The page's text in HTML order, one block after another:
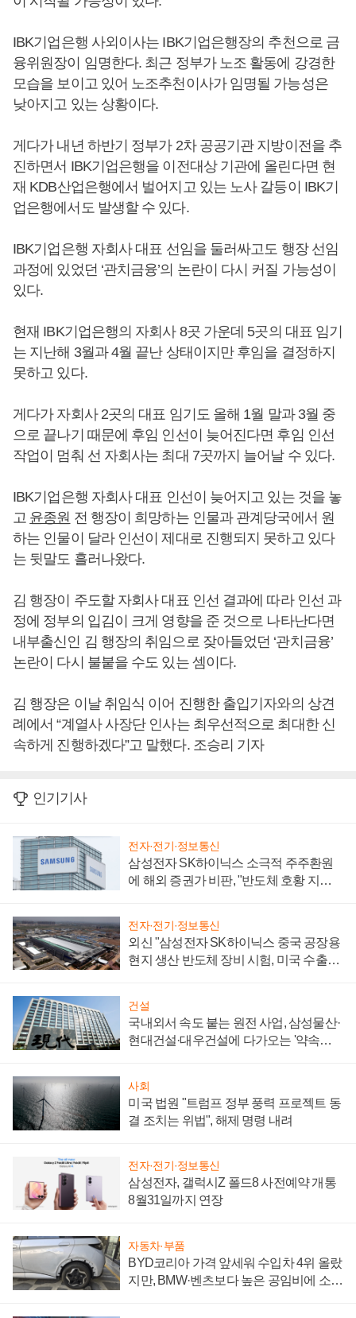
IBK기업은행 사외이사는 IBK기업은행장의 추천으로 금
융위원장이 임명한다. 최근 정부가 노조 활동에 강경한
모습을 보이고 있어 노조추천이사가 임명될 가능성은
낮아지고 있는 상황이다.
게다가 내년 하반기 정부가 2차 공공기관 지방이전을 추
진하면서 IBK기업은행을 이전대상 기관에 올린다면 현
재 KDB산업은행에서 벌어지고 있는 노사 갈등이 IBK기
업은행에서도 발생할 수 있다.
IBK기업은행 자회사 대표 선임을 둘러싸고도 행장 선임
과정에 있었던 ‘관치금융’의 논란이 다시 커질 가능성이
있다.
현재 IBK기업은행의 자회사 8곳 가운데 5곳의 대표 임기
는 지난해 3월과 4월 끝난 상태이지만 후임을 결정하지
못하고 있다.
게다가 자회사 2곳의 대표 임기도 올해 1월 말과 3월 중
으로 끝나기 때문에 후임 인선이 늦어진다면 후임 인선
작업이 멈춰 선 자회사는 최대 7곳까지 늘어날 수 있다.
IBK기업은행 자회사 대표 인선이 늦어지고 있는 것을 놓
고 윤종원 전 행장이 희망하는 인물과 관계당국에서 원
하는 인물이 달라 인선이 제대로 진행되지 못하고 있다
는 뒷말도 흘러나왔다.
김 행장이 주도할 자회사 대표 인선 결과에 따라 인선 과
정에 정부의 입김이 크게 영향을 준 것으로 나타난다면
내부출신인 김 행장의 취임으로 잦아들었던 ‘관치금융’
논란이 다시 불붙을 수도 있는 셈이다.
김 행장은 이날 취임식 이어 진행한 출입기자와의 상견
례에서 “계열사 사장단 인사는 최우선적으로 최대한 신
속하게 진행하겠다”고 말했다. 조승리 기자
인기기사
전자·전기·정보통신
삼성전자 SK하이닉스 소극적 주주환원
에 해외 증권가 비판, "반도체 호황 지속
전자·전기·정보통신
외신 "삼성전자 SK하이닉스 중국 공장용
현지 생산 반도체 장비 시험, 미국 수출통
건설
국내외서 속도 붙는 원전 사업, 삼성물산·
현대건설·대우건설에 다가오는 '약속의
사회
미국 법원 "트럼프 정부 풍력 프로젝트 동
결 조치는 위법", 해제 명령 내려
전자·전기·정보통신
삼성전자, 갤럭시Z 폴드8 사전예약 개통
8월31일까지 연장
자동차·부품
BYD코리아 가격 앞세워 수입차 4위 올랐
지만, BMW·벤츠보다 높은 공임비에 소비